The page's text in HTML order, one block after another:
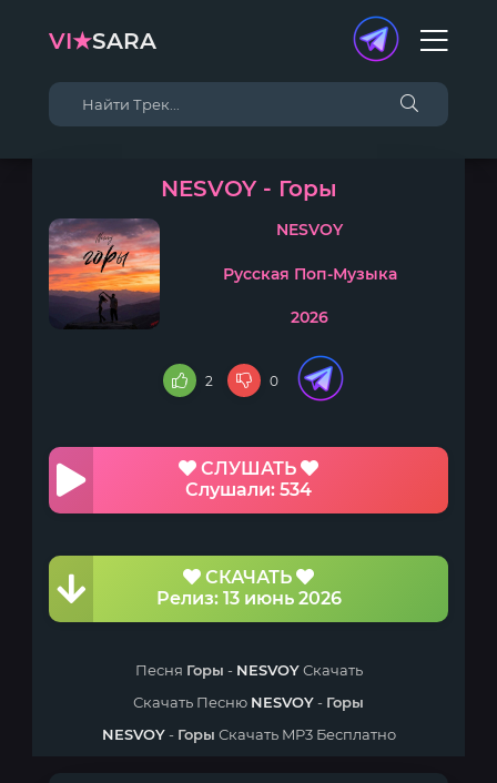
VI★SARA
NESVOY - Горы
NESVOY
Русская Поп-Музыка
2026
2 0
СЛУШАТЬ
Слушали: 534
СКАЧАТЬ
Релиз: 13 июнь 2026
Песня Горы - NESVOYСкачать
Скачать Песню NESVOY- Горы
NESVOY- Горы Скачать MP3 Бесплатно